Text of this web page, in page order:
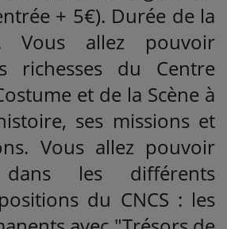
+ 5€). Durée de la
allez pouvoir
richesses du Centre
et de la Scène à
ses missions et
Vous allez pouvoir
dans les différents
du CNCS : les